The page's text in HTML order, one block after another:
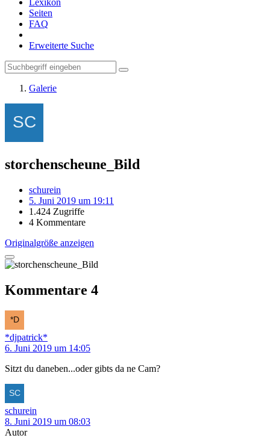
Lexikon
Seiten
FAQ
Erweiterte Suche
Galerie
storchenscheune_Bild
schurein
5. Juni 2019 um 19:11
1.424 Zugriffe
4 Kommentare
Originalgröße anzeigen
Kommentare 4
*djpatrick*
6. Juni 2019 um 14:05
Sitzt du daneben...oder gibts da ne Cam?
schurein
8. Juni 2019 um 08:03
Autor